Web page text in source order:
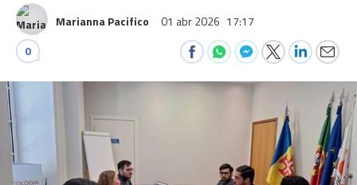
Marianna Pacifico 01 abr 2026 17:17
0